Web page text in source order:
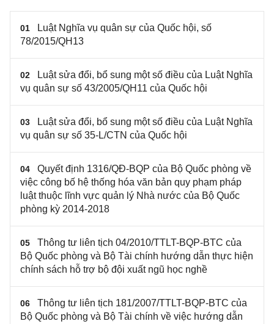
01
Luật Nghĩa vụ quân sự của Quốc hội, số
78/2015/QH13
02
Luật sửa đổi, bổ sung một số điều của Luật Nghĩa
vụ quân sự số 43/2005/QH11 của Quốc hội
03
Luật sửa đổi, bổ sung một số điều của Luật Nghĩa
vụ quân sự số 35-L/CTN của Quốc hội
04
Quyết định 1316/QĐ-BQP của Bộ Quốc phòng về
việc công bố hệ thống hóa văn bản quy phạm pháp
luật thuộc lĩnh vực quản lý Nhà nước của Bộ Quốc
phòng kỳ 2014-2018
05
Thông tư liên tịch 04/2010/TTLT-BQP-BTC của
Bộ Quốc phòng và Bộ Tài chính hướng dẫn thực hiện
chính sách hỗ trợ bộ đội xuất ngũ học nghề
06
Thông tư liên tịch 181/2007/TTLT-BQP-BTC của
Bộ Quốc phòng và Bộ Tài chính về việc hướng dẫn